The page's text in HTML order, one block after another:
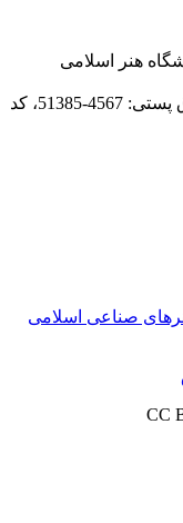
اسلامی
دفتر نشریه هنرهای صناعی اسلامی، صندوق پستی: 4567-51385، کد
اسلامی